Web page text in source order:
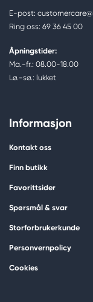
E-post:
Ring oss: 69 36 45 00
Åpningstider:
Ma.-fr.: 08.00-18.00
Lø.-sø.: lukket
Informasjon
Kontakt oss
Finn butikk
Favorittsider
Spørsmål & svar
Storforbrukerkunde
Personvernpolicy
Cookies